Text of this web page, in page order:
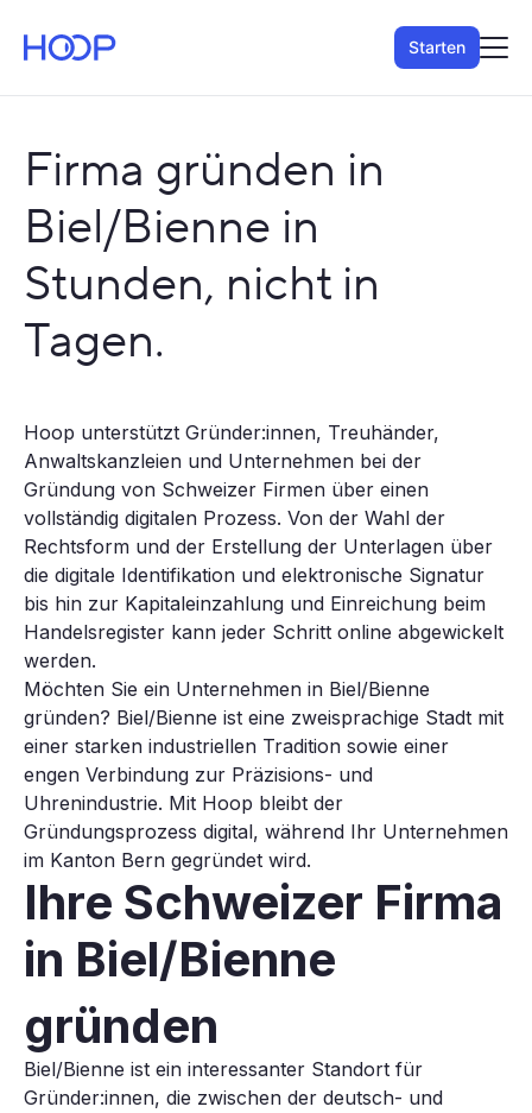
Starten
Firma gründen in
Biel/Bienne in
Stunden, nicht in
Tagen.
Hoop unterstützt Gründer:innen, Treuhänder,
Anwaltskanzleien und Unternehmen bei der
Gründung von Schweizer Firmen über einen
vollständig digitalen Prozess. Von der Wahl der
Rechtsform und der Erstellung der Unterlagen über
die digitale Identifikation und elektronische Signatur
bis hin zur Kapitaleinzahlung und Einreichung beim
Handelsregister kann jeder Schritt online abgewickelt
werden.
Möchten Sie ein Unternehmen in Biel/Bienne
gründen? Biel/Bienne ist eine zweisprachige Stadt mit
einer starken industriellen Tradition sowie einer
engen Verbindung zur Präzisions- und
Uhrenindustrie. Mit Hoop bleibt der
Gründungsprozess digital, während Ihr Unternehmen
im Kanton Bern gegründet wird.
Ihre Schweizer Firma
in Biel/Bienne
gründen
Biel/Bienne ist ein interessanter Standort für
Gründer:innen, die zwischen der deutsch- und